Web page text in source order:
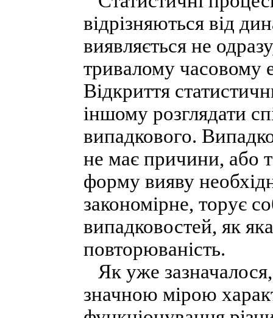
відрізняються від
виявляється не
тривалому часовому
Відкриття
іншому розглядати
випадкового.
не має причини, або
форму вияву
закономірне, торує
випадковостей, як
повторюваність.
Як уже зазначалося,
значною мірою